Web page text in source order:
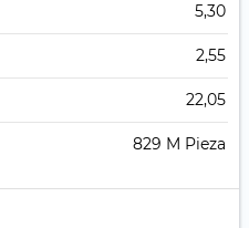
5,30
2,55
22,05
829 M Pieza